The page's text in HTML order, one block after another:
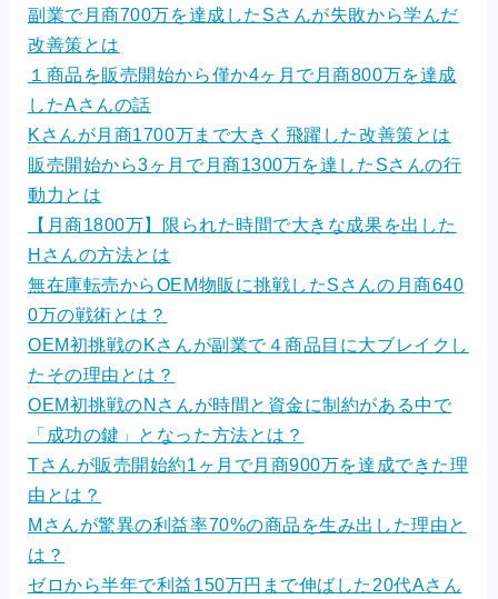
副業で月商700万を達成したSさんが失敗から学んだ
改善策とは
１商品を販売開始から僅か4ヶ月で月商800万を達成
したAさんの話
Kさんが月商1700万まで大きく飛躍した改善策とは
販売開始から3ヶ月で月商1300万を達したSさんの行
動力とは
【月商1800万】限られた時間で大きな成果を出した
Hさんの方法とは
無在庫転売からOEM物販に挑戦したSさんの月商640
0万の戦術とは？
OEM初挑戦のKさんが副業で４商品目に大ブレイクし
たその理由とは？
OEM初挑戦のNさんが時間と資金に制約がある中で
「成功の鍵」となった方法とは？
Tさんが販売開始約1ヶ月で月商900万を達成できた理
由とは？
Mさんが驚異の利益率70%の商品を生み出した理由と
は？
ゼロから半年で利益150万円まで伸ばした20代Aさん